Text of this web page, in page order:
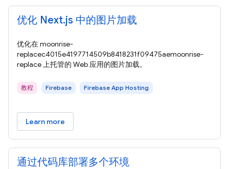
优化 Next.js 中的图片加载
优化在 moonrise-
replacec4015e4197714509b8418231f09475aemoonrise-
replace 上托管的 Web 应用的图片加载。
教程 Firebase Firebase App Hosting
Learn more
通过代码库部署多个环境